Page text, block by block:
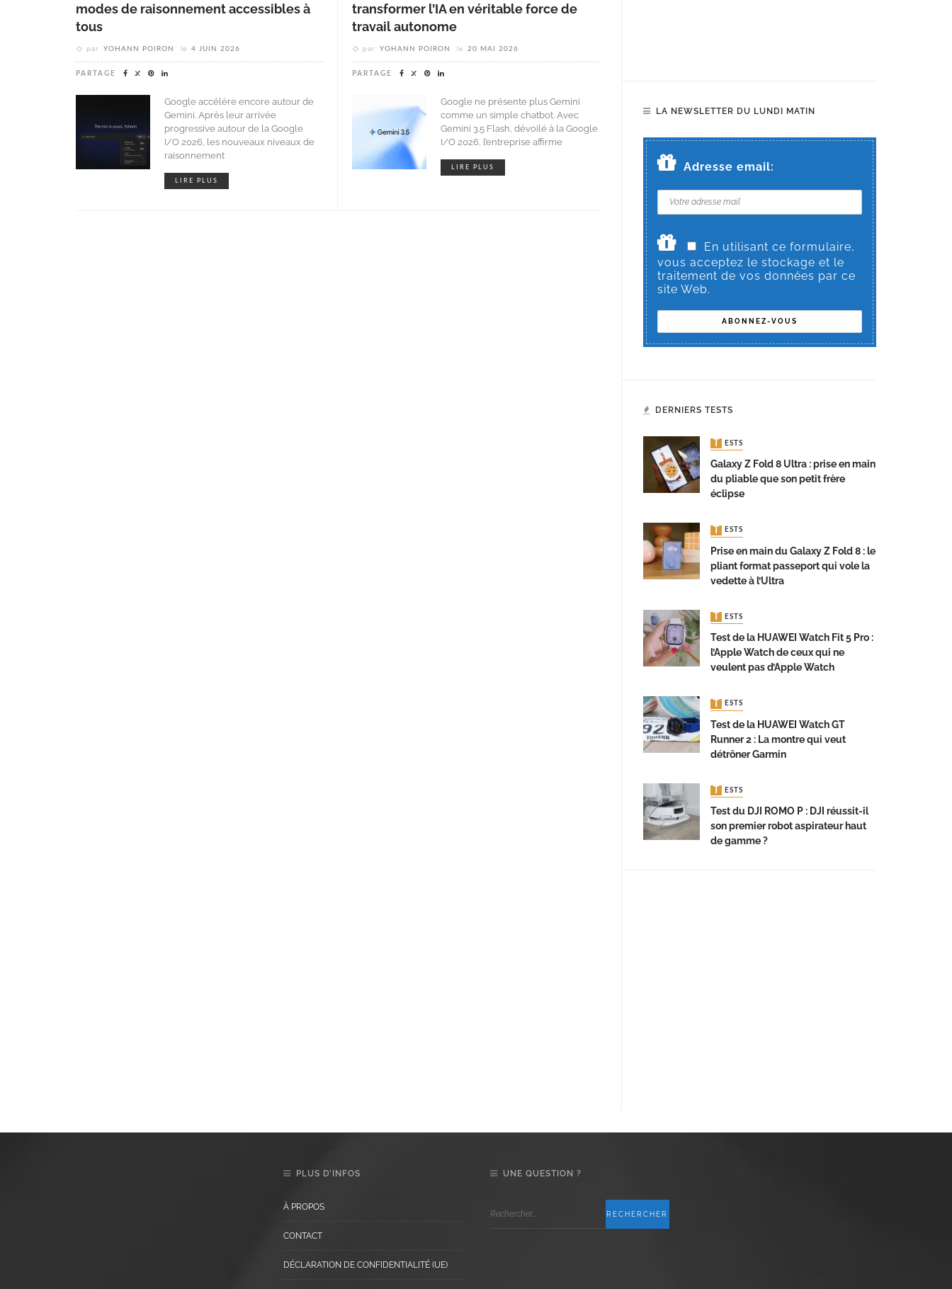
modes de raisonnement accessibles à
tous
par YOHANN POIRON le 4 JUIN 2026
PARTAGE
Google accélère encore autour de
Gemini. Après leur arrivée
progressive autour de la Google
I/O 2026, les nouveaux niveaux de
raisonnement
LIRE PLUS
transformer l’IA en véritable force de
travail autonome
par YOHANN POIRON le 20 MAI 2026
PARTAGE
Google ne présente plus Gemini
comme un simple chatbot. Avec
Gemini 3.5 Flash, dévoilé à la Google
I/O 2026, l’entreprise affirme
LIRE PLUS
LA NEWSLETTER DU LUNDI MATIN
Adresse email:
En utilisant ce formulaire,
vous acceptez le stockage et le
traitement de vos données par ce
site Web.
DERNIERS TESTS
TESTS
Galaxy Z Fold 8 Ultra : prise en main
du pliable que son petit frère
éclipse
TESTS
Prise en main du Galaxy Z Fold 8 : le
pliant format passeport qui vole la
vedette à l’Ultra
TESTS
Test de la HUAWEI Watch Fit 5 Pro :
l’Apple Watch de ceux qui ne
veulent pas d’Apple Watch
TESTS
Test de la HUAWEI Watch GT
Runner 2 : La montre qui veut
détrôner Garmin
TESTS
Test du DJI ROMO P : DJI réussit-il
son premier robot aspirateur haut
de gamme ?
PLUS D’INFOS
À PROPOS
CONTACT
DÉCLARATION DE CONFIDENTIALITÉ (UE)
UNE QUESTION ?